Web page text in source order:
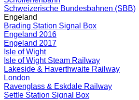
Schweizerische Bundesbahnen (SBB)
Engeland
Brading Station Signal Box
Engeland 2016
Engeland 2017
Isle of Wight
Isle of Wight Steam Railway
Lakeside & Haverthwaite Railway
London
Ravenglass & Eskdale Railway
Settle Station Signal Box